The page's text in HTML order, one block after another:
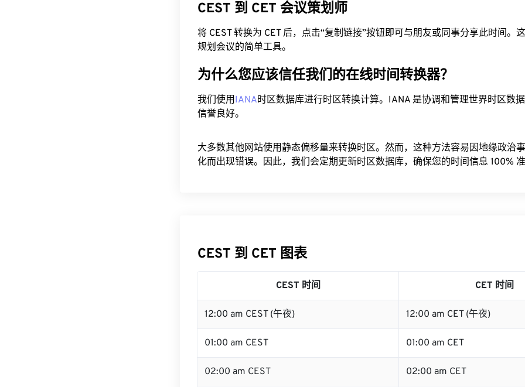
CEST 到 CET 会议策划师
将 CEST 转换为 CET 后，点击“复制链接”按钮即可与朋友或同事分享此时间。
规划会议的简单工具。
为什么您应该信任我们的在线时间转换器？
我们使用IANA时区数据库进行时区转换计算。IANA 是协调和管理世界时区数
信誉良好。
大多数其他网站使用静态偏移量来转换时区。然而，这种方法容易因地缘政治
化而出现错误。因此，我们会定期更新时区数据库，确保您的时间信息 100%
CEST 到 CET 图表
CEST 时间 CET 时间
12:00 am CEST (午夜) 12:00 am CET (午夜)
01:00 am CEST 01:00 am CET
02:00 am CEST 02:00 am CET